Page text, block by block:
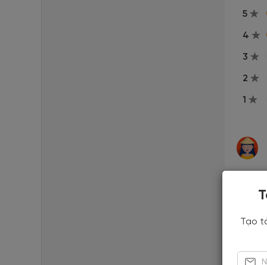
5
4
3
2
1
hệ
Tạo